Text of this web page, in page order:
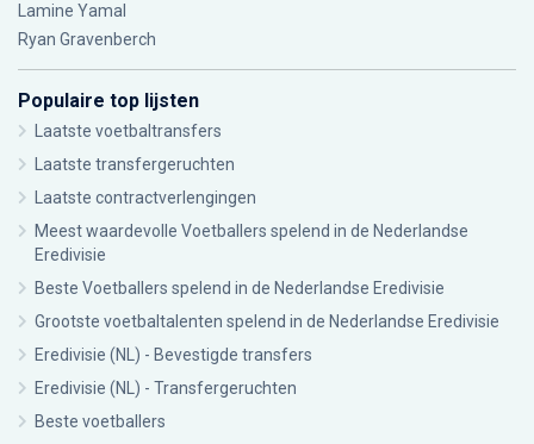
Lamine Yamal
Ryan Gravenberch
Populaire top lijsten
Laatste voetbaltransfers
Laatste transfergeruchten
Laatste contractverlengingen
Meest waardevolle Voetballers spelend in de Nederlandse
Eredivisie
Beste Voetballers spelend in de Nederlandse Eredivisie
Grootste voetbaltalenten spelend in de Nederlandse Eredivisie
Eredivisie (NL) - Bevestigde transfers
Eredivisie (NL) - Transfergeruchten
Beste voetballers